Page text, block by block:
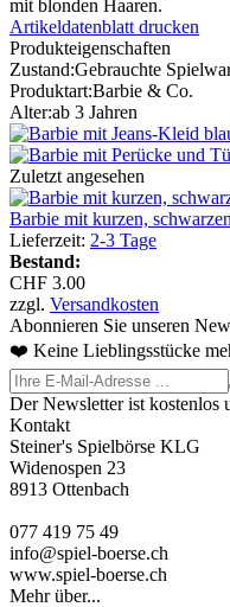
mit blonden Haaren.
Artikeldatenblatt drucken
Produkteigenschaften
Zustand:Gebrauchte
Produktart:Barbie & Co.
Alter:ab 3 Jahren
Zuletzt angesehen
Barbie mit kurzen,
Lieferzeit: 2-3 Tage
Bestand:
CHF 3.00
zzgl. Versandkosten
Abonnieren Sie unseren
❤️ Keine Lieblingsstücke
Der Newsletter ist kostenlos
Kontakt
Steiner's Spielbörse KLG
Widenospen 23
8913 Ottenbach
077 419 75 49
info@spiel-boerse.ch
www.spiel-boerse.ch
Mehr über...